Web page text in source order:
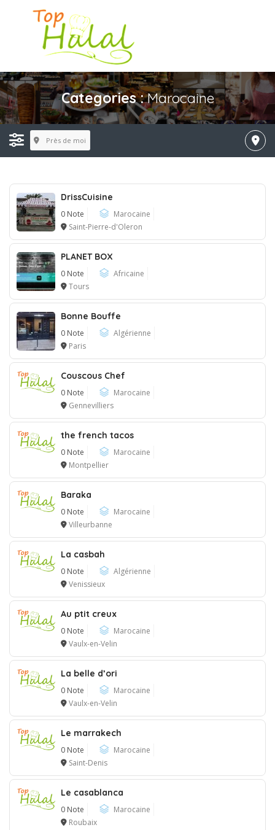
Categories :Marocaine
Près de moi
DrissCuisine
0 Note
Marocaine
Saint-Pierre-d'Oleron
PLANET BOX
0 Note
Africaine
Tours
Bonne Bouffe
0 Note
Algérienne
Paris
Couscous Chef
0 Note
Marocaine
Gennevilliers
the french tacos
0 Note
Marocaine
Montpellier
Baraka
0 Note
Marocaine
Villeurbanne
La casbah
0 Note
Algérienne
Venissieux
Au ptit creux
0 Note
Marocaine
Vaulx-en-Velin
La belle d’ori
0 Note
Marocaine
Vaulx-en-Velin
Le marrakech
0 Note
Marocaine
Saint-Denis
Le casablanca
0 Note
Marocaine
Roubaix